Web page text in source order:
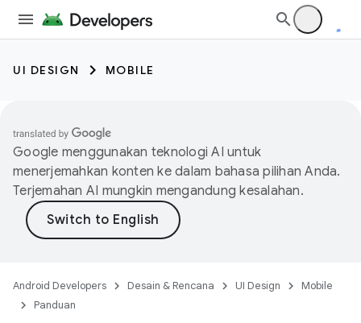
UI DESIGN MOBILE
Google menggunakan teknologi AI untuk
menerjemahkan konten ke dalam bahasa pilihan Anda.
Terjemahan AI mungkin mengandung kesalahan.
Android Developers Desain & Rencana UI Design
Mobile
Panduan